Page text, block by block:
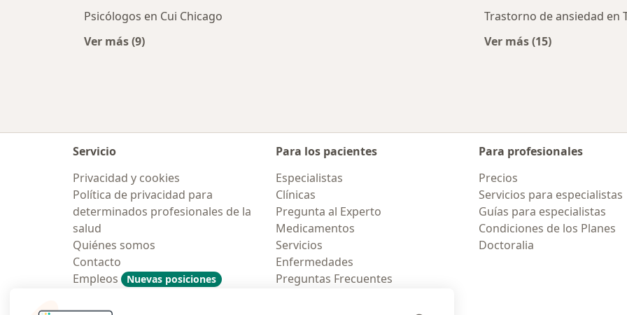
Psicólogos en Cui Chicago
Ver más (9)
Trastorno de ansiedad en
Ver más (15)
Servicio
Privacidad y cookies
Política de privacidad para
determinados profesionales de la
salud
Quiénes somos
Contacto
Empleos
Nuevas posiciones
Para los pacientes
Especialistas
Clínicas
Pregunta al Experto
Medicamentos
Servicios
Enfermedades
Preguntas Frecuentes
Para profesionales
Precios
Servicios para especialistas
Guías para especialistas
Condiciones de los Planes
Doctoralia